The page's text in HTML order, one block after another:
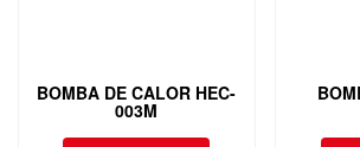
BOMBA DE CALOR HEC-
003M